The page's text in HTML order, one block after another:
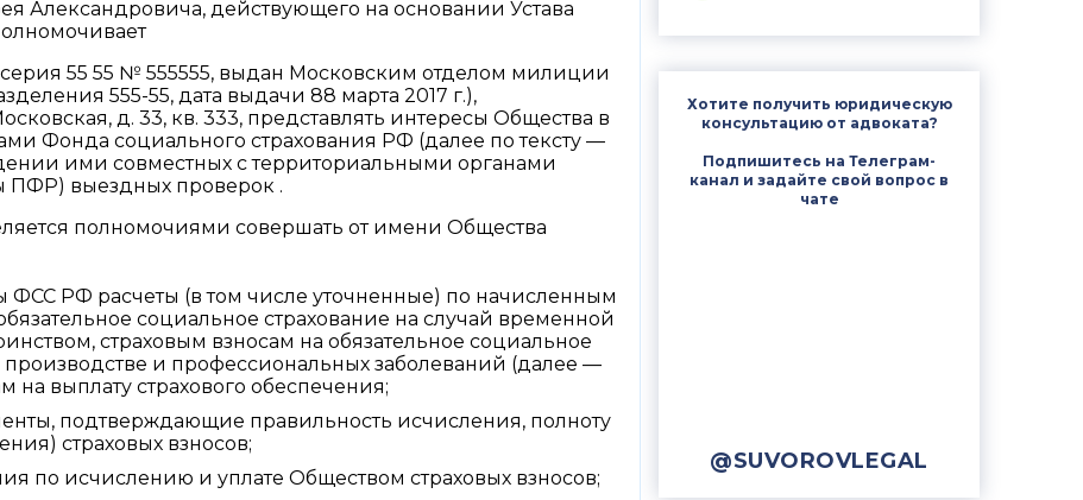
Хотите получить юридическую
консультацию от адвоката?
Подпишитесь на Телеграм-
канал и задайте свой вопрос в
чате
@SUVOROVLEGAL
Александровича, действующего на основании Устава
55 55 № 555555, выдан Московским отделом милиции
555-55, дата выдачи 88 марта 2017 г.),
д. 33, кв. 333, представлять интересы Общества в
Фонда социального страхования РФ (далее по тексту —
ими совместных с территориальными органами
ПФР) выездных проверок .
полномочиями совершать от имени Общества
ФСС РФ расчеты (в том числе уточненные) по начисленным
социальное страхование на случай временной
страховым взносам на обязательное социальное
производстве и профессиональных заболеваний (далее —
на выплату страхового обеспечения;
подтверждающие правильность исчисления, полноту
страховых взносов;
по исчислению и уплате Обществом страховых взносов;